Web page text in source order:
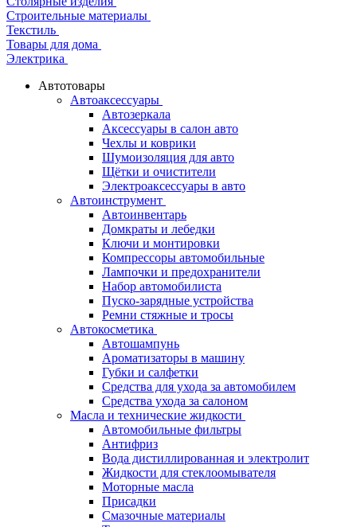
Строительные материалы
Текстиль
Товары для дома
Электрика
Автотовары
Автоаксессуары
Автозеркала
Аксессуары в салон авто
Чехлы и коврики
Шумоизоляция для авто
Щётки и очистители
Электроаксессуары в авто
Автоинструмент
Автоинвентарь
Домкраты и лебедки
Ключи и монтировки
Компрессоры автомобильные
Лампочки и предохранители
Набор автомобилиста
Пуско-зарядные устройства
Ремни стяжные и тросы
Автокосметика
Автошампунь
Ароматизаторы в машину
Губки и салфетки
Средства для ухода за автомобилем
Средства ухода за салоном
Масла и технические жидкости
Автомобильные фильтры
Антифриз
Вода дистиллированная и электролит
Жидкости для стеклоомывателя
Моторные масла
Присадки
Смазочные материалы